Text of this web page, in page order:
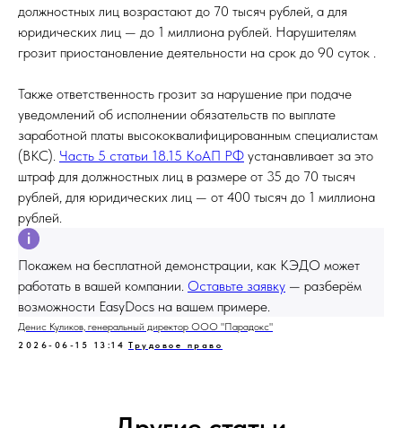
должностных лиц возрастают до 70 тысяч рублей, а для
юридических лиц — до 1 миллиона рублей. Нарушителям
грозит приостановление деятельности на срок до 90 суток .
Также ответственность грозит за нарушение при подаче
уведомлений об исполнении обязательств по выплате
заработной платы высококвалифицированным специалистам
(ВКС). Часть 5 статьи 18.15 КоАП РФ устанавливает за это
штраф для должностных лиц в размере от 35 до 70 тысяч
рублей, для юридических лиц — от 400 тысяч до 1 миллиона
рублей.
Покажем на бесплатной демонстрации, как КЭДО может
работать в вашей компании. Оставьте заявку — разберём
возможности EasyDocs на вашем примере.
Денис Куликов, генеральный директор ООО "Парадокс"
2026-06-15 13:14 Трудовое право